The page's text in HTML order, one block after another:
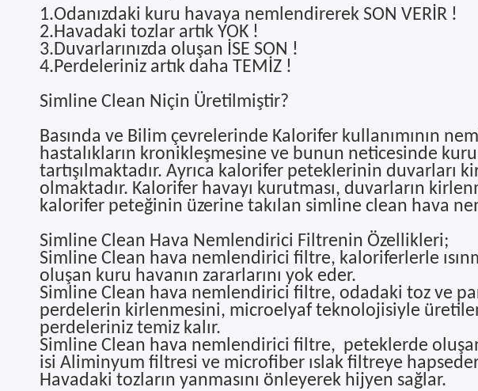
1.Odanızdaki kuru havaya nemlendirerek SON VERİR !
2.Havadaki tozlar artık YOK !
3.Duvarlarınızda oluşan İSE SON !
4.Perdeleriniz artık daha TEMİZ !
Simline Clean Niçin Üretilmiştir?
Basında ve Bilim çevrelerinde Kalorifer kullanımının
hastalıkların kronikleşmesine ve bunun neticesinde
tartışılmaktadır. Ayrıca kalorifer peteklerinin
olmaktadır. Kalorifer havayı kurutması, duvarların
kalorifer peteğinin üzerine takılan simline clean hava
Simline Clean Hava Nemlendirici Filtrenin Özellikleri;
Simline Clean hava nemlendirici filtre, kaloriferlerle
oluşan kuru havanın zararlarını yok eder.
Simline Clean hava nemlendirici filtre, odadaki toz ve
perdelerin kirlenmesini, microelyaf teknolojisiyle
perdeleriniz temiz kalır.
Simline Clean hava nemlendirici filtre, peteklerde
isi Aliminyum filtresi ve microfiber ıslak filtreye
Havadaki tozların yanmasını önleyerek hijyen sağlar.